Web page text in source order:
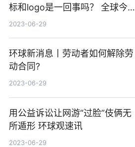
标和logo是一回事吗？ 全球今头
条
2023-06-29
环球新消息丨劳动者如何解除劳
动合同?
2023-06-29
用公益诉讼让网游“过脸”伎俩无
所遁形 环球观速讯
2023-06-29